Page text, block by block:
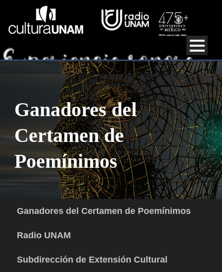
Ganadores del
Certamen de
Poemínimos
Ganadores del Certamen de Poemínimos
Radio UNAM
Subdirección de Extensión Cultural